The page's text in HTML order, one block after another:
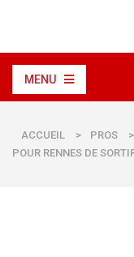
MENU
ACCUEIL > PROS >
POUR RENNES DE